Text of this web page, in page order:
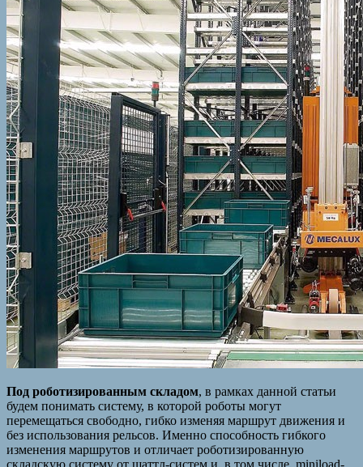
Под роботизированным складом, в рамках данной статьи
будем понимать систему, в которой роботы могут
перемещаться свободно, гибко изменяя маршрут движения и
без использования рельсов. Именно способность гибкого
изменения маршрутов и отличает роботизированную
складскую систему от шаттл-систем и, в том числе, miniload-